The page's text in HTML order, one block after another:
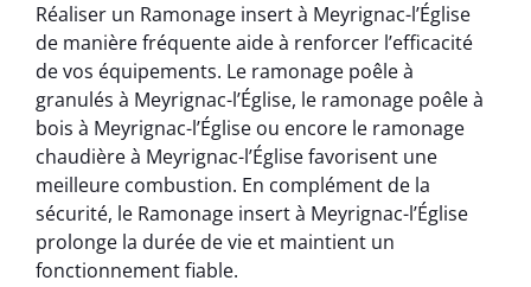
Réaliser un Ramonage insert à Meyrignac-l’Église
de manière fréquente aide à renforcer l’efficacité
de vos équipements. Le ramonage poêle à
granulés à Meyrignac-l’Église, le ramonage poêle à
bois à Meyrignac-l’Église ou encore le ramonage
chaudière à Meyrignac-l’Église favorisent une
meilleure combustion. En complément de la
sécurité, le Ramonage insert à Meyrignac-l’Église
prolonge la durée de vie et maintient un
fonctionnement fiable.